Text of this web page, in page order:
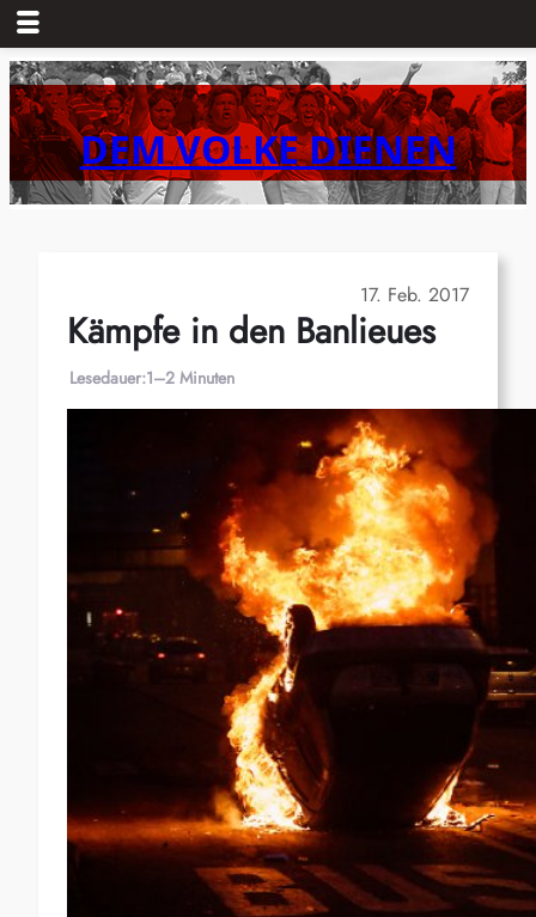
Zum
Inhalt
springenDEM VOLKE DIENEN
17. Feb. 2017
Kämpfe in den Banlieues
Lesedauer:1–2 Minuten